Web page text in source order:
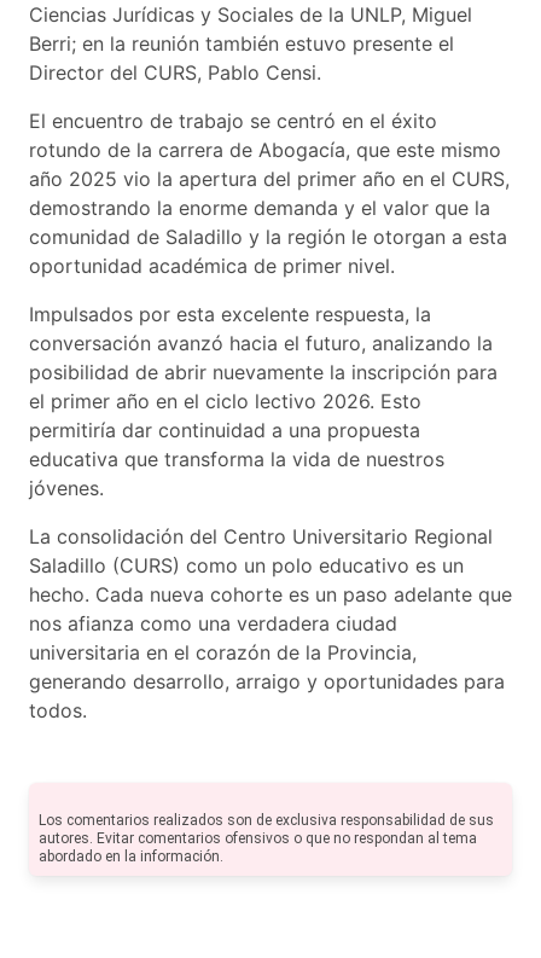
Ciencias Jurídicas y Sociales de la UNLP, Miguel
Berri; en la reunión también estuvo presente el
Director del CURS, Pablo Censi.
El encuentro de trabajo se centró en el éxito
rotundo de la carrera de Abogacía, que este mismo
año 2025 vio la apertura del primer año en el CURS,
demostrando la enorme demanda y el valor que la
comunidad de Saladillo y la región le otorgan a esta
oportunidad académica de primer nivel.
Impulsados por esta excelente respuesta, la
conversación avanzó hacia el futuro, analizando la
posibilidad de abrir nuevamente la inscripción para
el primer año en el ciclo lectivo 2026. Esto
permitiría dar continuidad a una propuesta
educativa que transforma la vida de nuestros
jóvenes.
La consolidación del Centro Universitario Regional
Saladillo (CURS) como un polo educativo es un
hecho. Cada nueva cohorte es un paso adelante que
nos afianza como una verdadera ciudad
universitaria en el corazón de la Provincia,
generando desarrollo, arraigo y oportunidades para
todos.
Los comentarios realizados son de exclusiva responsabilidad de sus
autores. Evitar comentarios ofensivos o que no respondan al tema
abordado en la información.